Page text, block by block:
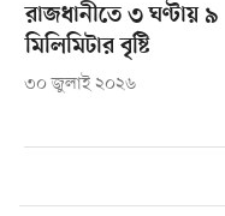
রাজধানীতে ৩ ঘণ্টায় ৯
মিলিমিটার বৃষ্টি
৩০ জুলাই ২০২৬